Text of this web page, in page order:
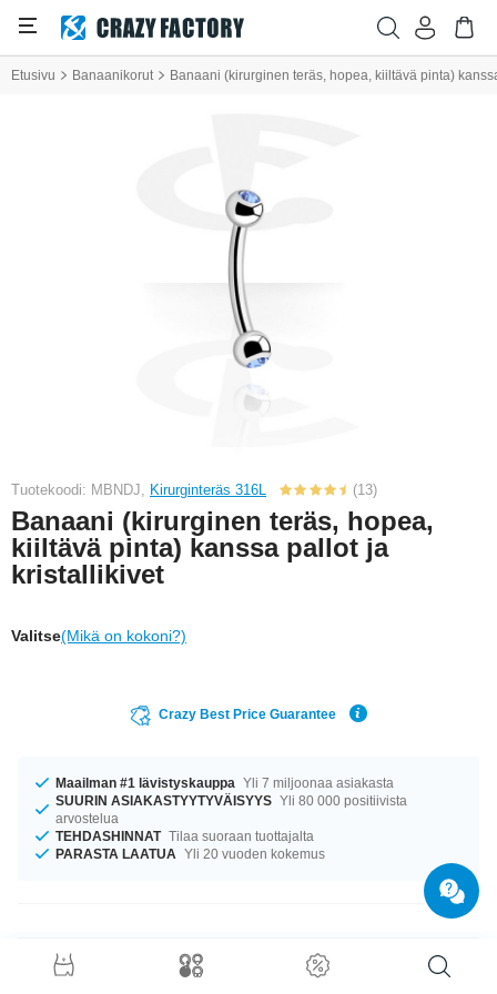
Etusivu Banaanikorut Banaani (kirurginen teräs, hopea, kiiltävä pinta)
Tuotekoodi: MBNDJ, Kirurginteräs 316L (13)
Banaani (kirurginen teräs, hopea,
kiiltävä pinta) kanssa pallot ja
kristallikivet
Valitse(Mikä on kokoni?)
Crazy Best Price Guarantee
Maailman #1 lävistyskauppa Yli 7 miljoonaa asiakasta
SUURIN ASIAKASTYYTYVÄISYYS Yli 80 000 positiivista
arvostelua
TEHDASHINNAT Tilaa suoraan tuottajalta
PARASTA LAATUA Yli 20 vuoden kokemus
Tuotetiedot